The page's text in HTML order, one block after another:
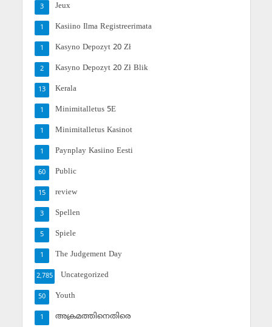
Jeux
3
Kasiino Ilma Registreerimata
1
Kasyno Depozyt 20 Zł
1
Kasyno Depozyt 20 Zł Blik
2
Kerala
13
Minimitalletus 5E
1
Minimitalletus Kasinot
1
Paynplay Kasiino Eesti
1
Public
60
review
15
Spellen
3
Spiele
5
The Judgement Day
1
Uncategorized
2,785
Youth
50
അക്രമത്തിനെതിരെ
1